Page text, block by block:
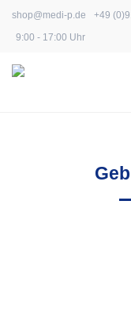
content
shop@medi-p.de +49
9:00 - 17:00 Uhr